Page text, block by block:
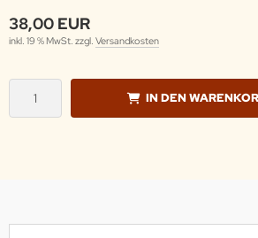
38,00 EUR
inkl. 19 % MwSt. zzgl. Versandkosten
IN DEN